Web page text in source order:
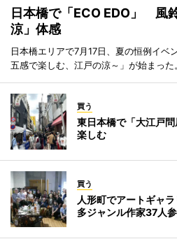
日本橋で「ECO EDO」 風
涼」体感
日本橋エリアで7月17日、夏の恒例イベ
五感で楽しむ、江戸の涼～」が始まった。
買う
東日本橋で「大江戸
楽しむ
買う
人形町でアートギャ
多ジャンル作家37人